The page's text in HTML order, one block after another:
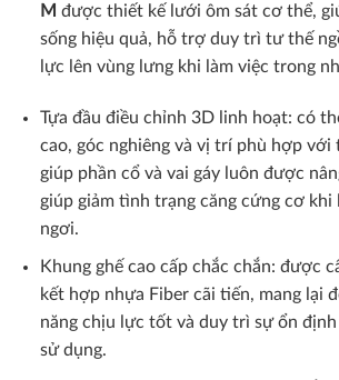
M được thiết kế lưới ôm sát cơ thể,
sống hiệu quả, hỗ trợ duy trì tư thế
lực lên vùng lưng khi làm việc trong
Tựa đầu điều chỉnh 3D linh hoạt: có
cao, góc nghiêng và vị trí phù hợp với
giúp phần cổ và vai gáy luôn được
giúp giảm tình trạng căng cứng cơ khi
ngơi.
Khung ghế cao cấp chắc chắn: được
kết hợp nhựa Fiber cãi tiến, mang lại
năng chịu lực tốt và duy trì sự ổn
sử dụng.